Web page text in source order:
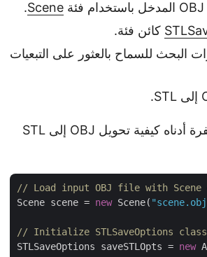
Scene
.
كائن فئة.
البحث للسماح بالعثور على التبعيات
يوضح مقتطف الشفرة أدناه كيفية تحويل OBJ إلى STL
// Load input OBJ file with
Scene scene = new Scene(
// Initialize STLSaveOptions
STLSaveOptions saveSTLOpts = new